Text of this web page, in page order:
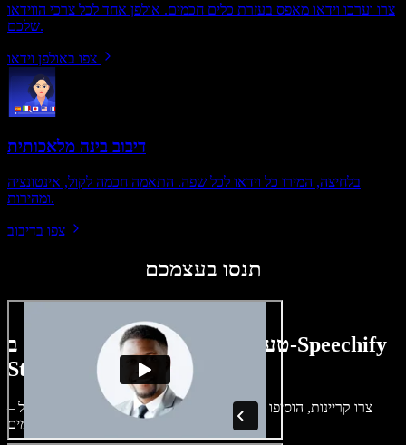
צרו וערכו וידאו מאפס בעזרת כלים חכמים. אולפן אחד לכל צרכי הווידאו
שלכם.
צפו באולפן וידאו
דיבוב בינה מלאכותית
בלחיצה, המירו כל וידאו לכל שפה. התאמה חכמה לקול, אינטונציה
ומהירות.
צפו בדיבוב
תנסו בעצמכם
טעימה קטנה ממה שתוכלו ליצור ב-Speechify
Studio.
צרו קריינות, הוסיפו תמונות ללא זכויות, אודיו, סרטונים ושיבוט קול –